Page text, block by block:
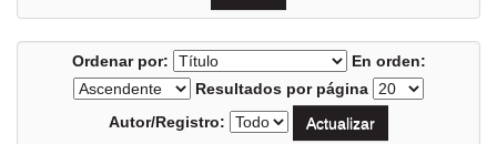
Ordenar por:
En orden:
Resultados por página
Autor/Registro: